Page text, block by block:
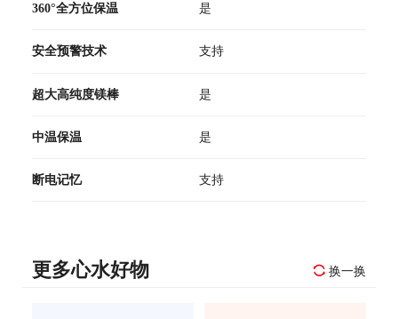
360°全方位保温 是
安全预警技术 支持
超大高纯度镁棒 是
中温保温 是
断电记忆 支持
更多心水好物 换一换